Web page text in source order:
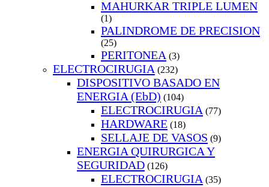
MAHURKAR TRIPLE LUMEN
(1)
PALINDROME DE PRECISION
(25)
PERITONEA (3)
ELECTROCIRUGIA (232)
DISPOSITIVO BASADO EN
ENERGIA (EbD) (104)
ELECTROCIRUGIA (77)
HARDWARE (18)
SELLAJE DE VASOS (9)
ENERGIA QUIRURGICA Y
SEGURIDAD (126)
ELECTROCIRUGIA (35)